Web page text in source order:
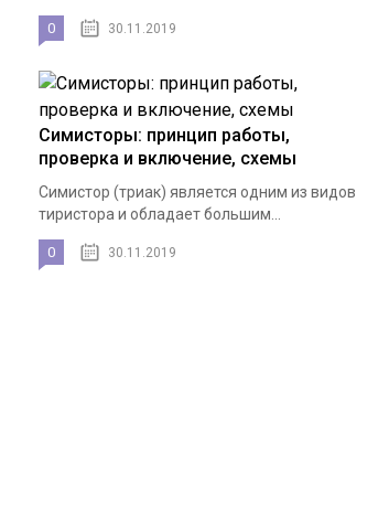
0 30.11.2019
Симисторы: принцип работы,
проверка и включение, схемы
Симистор (триак) является одним из видов
тиристора и обладает большим...
0 30.11.2019